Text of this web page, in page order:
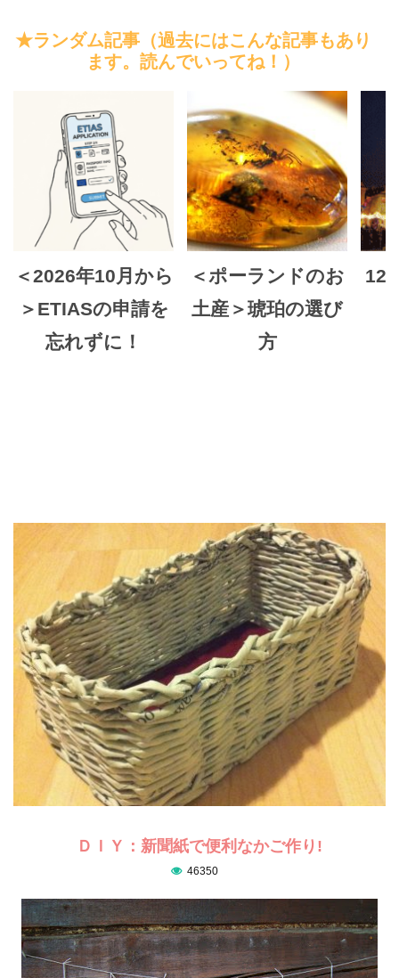
★ランダム記事（過去にはこんな記事もあり
ます。読んでいってね！）
＜2026年10月から
＞ETIASの申請を
忘れずに！
＜ポーランドのお
土産＞琥珀の選び
方
12/
ＤＩＹ：新聞紙で便利なかご作り!
46350